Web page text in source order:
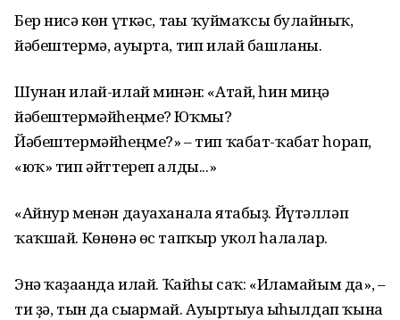
Бер нисә көн үткәс, тағы ҡуймаҡсы булғайныҡ,
йәбештермә, ауырта, тип илай башланы.
Шунан илай-илай минән: «Атай, һин миңә
йәбештермәйһеңме? Юҡмы?
Йәбештермәйһеңме?» – тип ҡабат-ҡабат һорап,
«юҡ» тип әйттереп алды...»
«Айнур менән дауаханала ятабыҙ. Йүтәлләп
ҡаҡшай. Көнөнә өс тапҡыр укол һалалар.
Энә ҡаҙағанда илай. Ҡайһы саҡ: «Иламайым да», –
ти ҙә, тын да сығармай. Ауыртыуға ыһылдап ҡына